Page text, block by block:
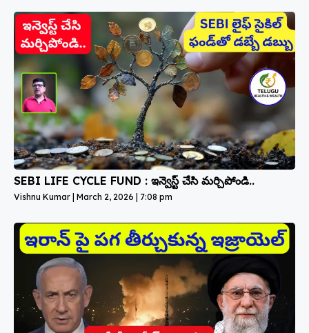
SEBI LIFE CYCLE FUND : ఇన్వెస్ట్ చేసి మర్చిపోండి..
Vishnu Kumar March 2, 2026 7:08 pm